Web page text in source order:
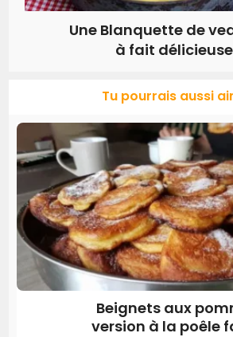
Une Blanquette de
à fait
Tu pourrais aussi
Beignets aux
version à la poêle